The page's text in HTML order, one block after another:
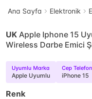
Ana Sayfa Elektronik
UK Apple Iphone 15
Wireless Darbe Emici
Uyumlu Marka
Apple Uyumlu
Cep
iPhone 15
Renk